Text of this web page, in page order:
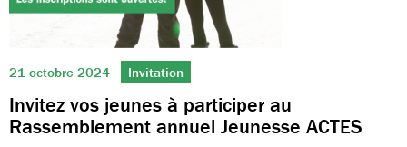
21 octobre 2024 Invitation
Invitez vos jeunes à participer au
Rassemblement annuel Jeunesse ACTES